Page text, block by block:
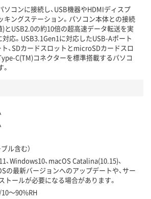
ソコンに接続し、USB機器やHDMIディスプ
キングステーション。パソコン本体との接続
)とUSB2.0の約10倍の超高速データ転送を実
応。USB3.1Gen1に対応したUSB-Aポート
ト、SDカードスロットとmicroSDカードスロ
C(TM)コネクターを標準搭載するパソコ
ル含む）
、Windows10、macOS Catalina(10.15)、
最新バージョンへのアップデートや、サー
トールが必要になる場合があります。
～90%RH